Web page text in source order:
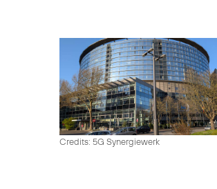
Credits: 5G Synergiewerk